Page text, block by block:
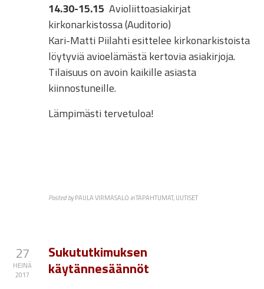
14.30-15.15 Avioliittoasiakirjat
kirkonarkistossa (Auditorio)
Kari-Matti Piilahti esittelee kirkonarkistoista
löytyviä avioelämästä kertovia asiakirjoja.
Tilaisuus on avoin kaikille asiasta
kiinnostuneille.
Lämpimästi tervetuloa!
Posted byPAULA VIRMASALO inTAPAHTUMAT, UUTISET
27
HEINÄ
2017
Sukututkimuksen
käytännesäännöt